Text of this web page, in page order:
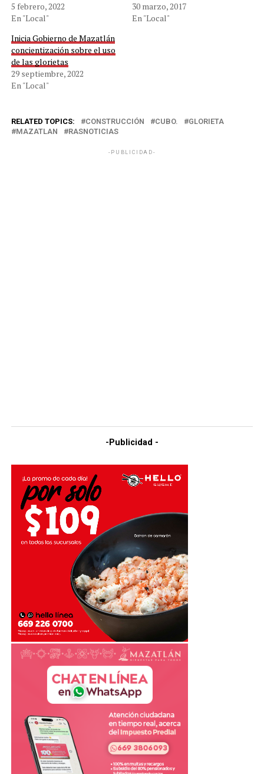
5 febrero, 2022
En "Local"
30 marzo, 2017
En "Local"
Inicia Gobierno de Mazatlán
concientización sobre el uso
de las glorietas
29 septiembre, 2022
En "Local"
RELATED TOPICS: CONSTRUCCIÓN CUBO.
GLORIETA
MAZATLAN
RASNOTICIAS
-PUBLICIDAD-
-Publicidad -